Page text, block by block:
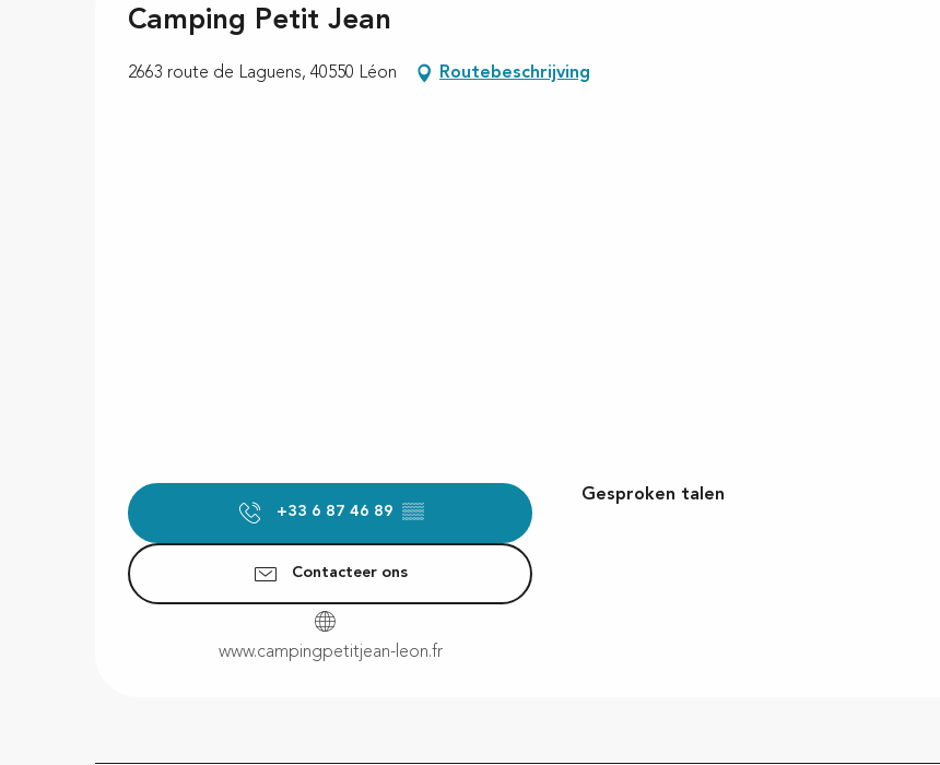
Camping Petit Jean
2663 route de Laguens, 40550 Léon Routebeschrijving
+33 6 87 46 89 ▒▒
Contacteer ons
www.campingpetitjean-leon.fr
Gesproken talen
Gesproken talen